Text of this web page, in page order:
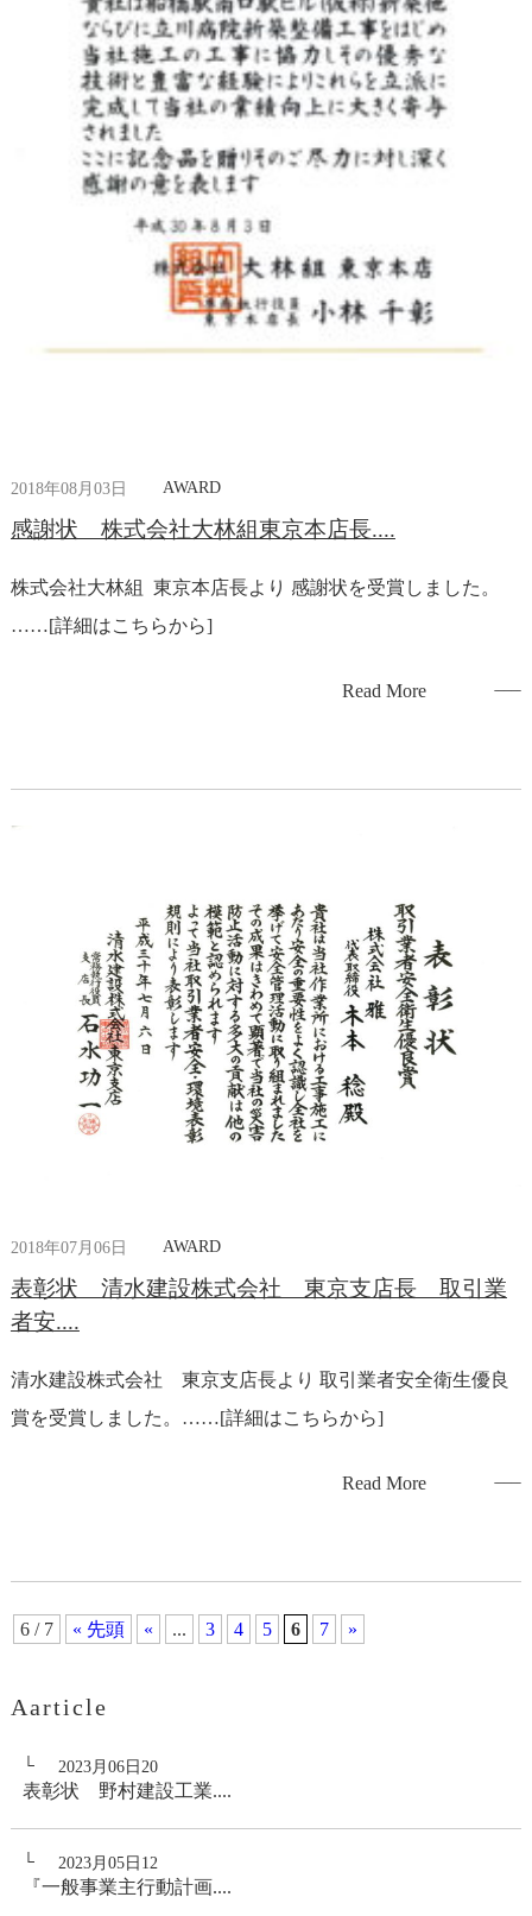
2018年08月03日 AWARD
感謝状 株式会社大林組東京本店長....
株式会社大林組 東京本店長より 感謝状を受賞しました。
……[詳細はこちらから]
Read More
2018年07月06日 AWARD
表彰状 清水建設株式会社 東京支店長 取引業
者安....
清水建設株式会社 東京支店長より 取引業者安全衛生優良
賞を受賞しました。……[詳細はこちらから]
Read More
6 / 7 « 先頭 « ... 3 4 5 6 7 »
Aarticle
2023月06日20
表彰状 野村建設工業....
2023月05日12
『一般事業主行動計画....